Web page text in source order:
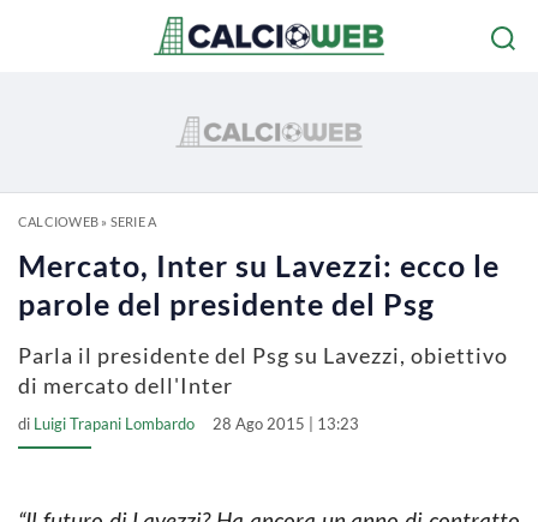
CALCIOWEB» SERIE A
Mercato, Inter su Lavezzi: ecco le
parole del presidente del Psg
Parla il presidente del Psg su Lavezzi, obiettivo
di mercato dell'Inter
di Luigi Trapani Lombardo 28 Ago 2015 | 13:23